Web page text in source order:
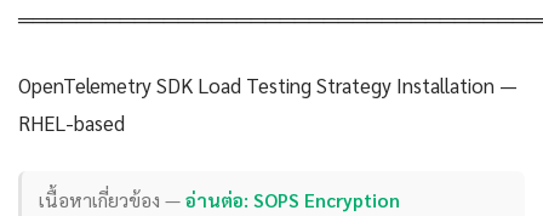
OpenTelemetry SDK Load Testing Strategy Installation —
RHEL-based
เนื้อหาเกี่ยวข้อง —อ่านต่อ: SOPS Encryption